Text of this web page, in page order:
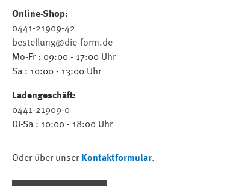
Online-Shop:
0441-21909-42
bestellung@die-form.de
Mo-Fr : 09:00 - 17:00 Uhr
Sa : 10:00 - 13:00 Uhr
Ladengeschäft:
0441-21909-0
Di-Sa : 10:00 - 18:00 Uhr
Oder über unser Kontaktformular.